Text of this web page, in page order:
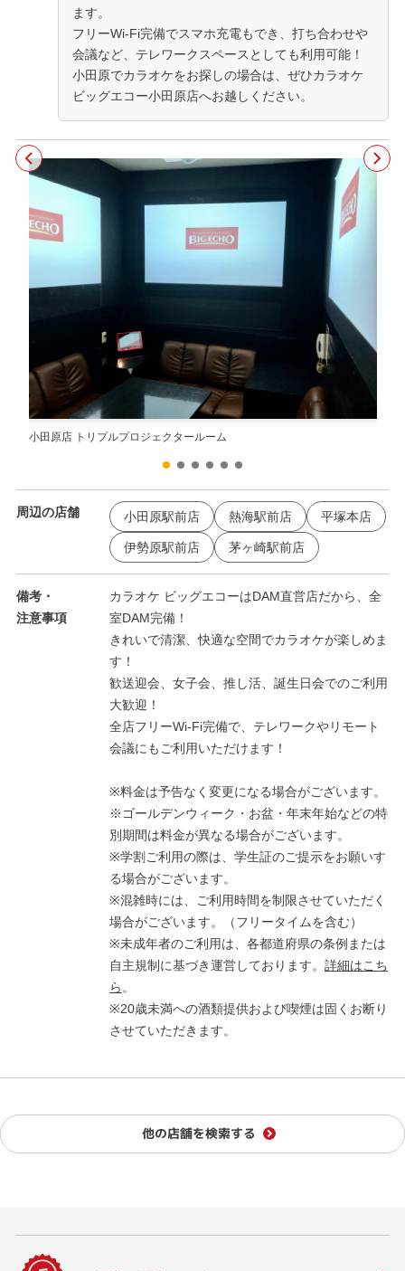
ます。
フリーWi-Fi完備でスマホ充電もでき、打ち合わせや
会議など、テレワークスペースとしても利用可能！
小田原でカラオケをお探しの場合は、ぜひカラオケ
ビッグエコー小田原店へお越しください。
小田原店 トリプルプロジェクタールーム
周辺の店舗 小田原駅前店 熱海駅前店 平塚本店
伊勢原駅前店 茅ヶ崎駅前店
備考・
注意事項
カラオケ ビッグエコーはDAM直営店だから、全
室DAM完備！
きれいで清潔、快適な空間でカラオケが楽しめま
す！
歓送迎会、女子会、推し活、誕生日会でのご利用
大歓迎！
全店フリーWi-Fi完備で、テレワークやリモート
会議にもご利用いただけます！
※料金は予告なく変更になる場合がございます。
※ゴールデンウィーク・お盆・年末年始などの特
別期間は料金が異なる場合がございます。
※学割ご利用の際は、学生証のご提示をお願いす
る場合がございます。
※混雑時には、ご利用時間を制限させていただく
場合がございます。（フリータイムを含む）
※未成年者のご利用は、各都道府県の条例または
自主規制に基づき運営しております。 詳細はこち
ら。
※20歳未満への酒類提供および喫煙は固くお断り
させていただきます。
他の店舗を検索する